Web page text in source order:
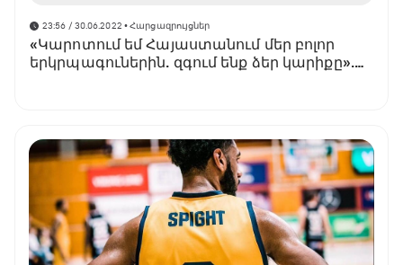
23:56 / 30.06.2022 • Հարցազրույցներ
«Կարոտում եմ Հայաստանում մեր բոլոր
երկրպագուներին. զգում ենք ձեր կարիքը».